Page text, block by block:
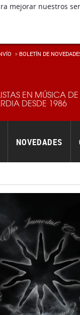
mejorar nuestros
EN MÚSICA DE
DESDE 1986
NOVEDADES
BOLETÍN DE